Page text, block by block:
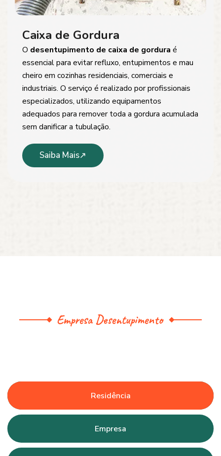
Caixa de Gordura
O desentupimento de caixa de gordura é
essencial para evitar refluxo, entupimentos e mau
cheiro em cozinhas residenciais, comerciais e
industriais. O serviço é realizado por profissionais
especializados, utilizando equipamentos
adequados para remover toda a gordura acumulada
sem danificar a tubulação.
Saiba Mais
Empresa Desentupimento
Residência
Empresa